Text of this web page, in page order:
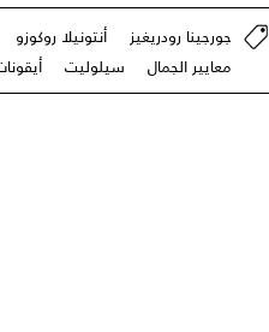
جورجينا رودريغيز أنتونيلا روكوزو
معايير الجمال
سيلوليت